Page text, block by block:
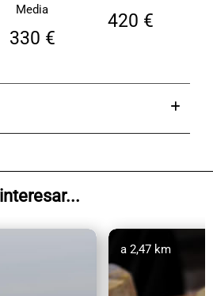
Media
330 €
420 €
a 2,47 km